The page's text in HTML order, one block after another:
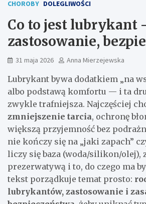
CHOROBY DOLEGLIWOŚCI
Co to jest lubrykant
zastosowanie,
31 maja 2026 Anna Mierzejewska
Lubrykant bywa dodatkiem „na
albo podstawą komfortu — i ta
zwykle trafniejsza. Najczęściej
zmniejszenie tarcia, ochronę
większą przyjemność bez
nie kończy się na „jaki zapach”
liczy się baza (woda/silikon/olej),
prezerwatywą i to, do czego ma
tekst porządkuje temat prosto:
lubrykantów, zastosowanie i